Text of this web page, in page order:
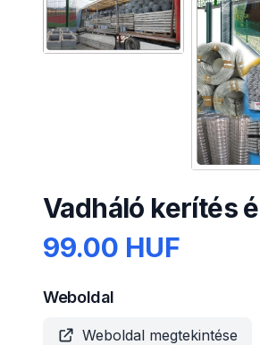
Vadháló kerítés
99.00 HUF
Weboldal
Weboldal megtekintése